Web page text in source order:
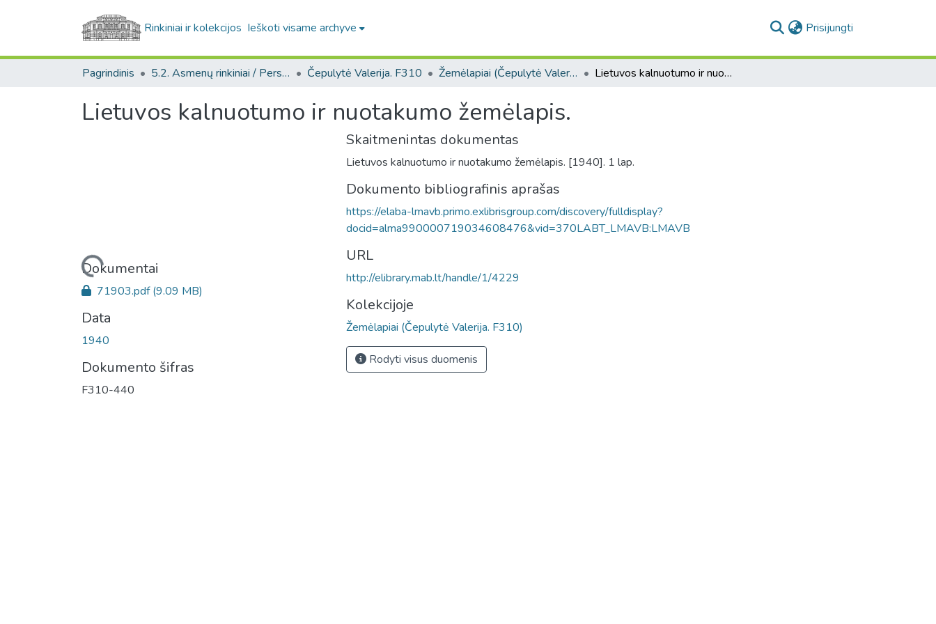
Rinkiniai ir kolekcijos Ieškoti visame archyve Prisijungti
Pagrindinis 5.2. Asmenų rinkiniai / Personal collections Čepulytė Valerija. F310 Žemėlapiai (Čepulytė Valerija. F310) Lietuvos kalnuotumo ir nuotakumo žemėlapis.
Lietuvos kalnuotumo ir nuotakumo žemėlapis.
Įkeliama...
Dokumentai
71903.pdf(9.09 MB)
Data
1940
Dokumento šifras
F310-440
Skaitmenintas dokumentas
Lietuvos kalnuotumo ir nuotakumo žemėlapis. [1940]. 1 lap.
Dokumento bibliografinis aprašas
https://elaba-lmavb.primo.exlibrisgroup.com/discovery/fulldisplay?
docid=alma990000719034608476&vid=370LABT_LMAVB:LMAVB
URL
http://elibrary.mab.lt/handle/1/4229
Kolekcijoje
Žemėlapiai (Čepulytė Valerija. F310)
Rodyti visus duomenis